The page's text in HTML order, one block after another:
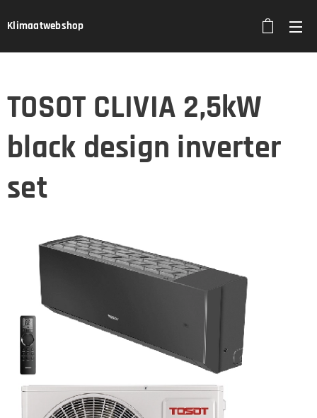
Klimaatwebshop
TOSOT CLIVIA 2,5kW
black design inverter
set